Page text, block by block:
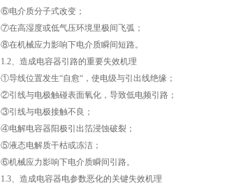
⑥电介质分子式改变；
⑦在高湿度或低气压环境里极间飞弧；
⑧在机械应力影响下电介质瞬间短路。
1.2、造成电容器引路的重要失效机理
①导线位置发生“自愈“，使电级与引出线绝缘；
②引线与电极触碰表面氧化，导致低电频引路；
③引线与电极接触不良；
④电解电容器阳极引出箔浸蚀破裂；
⑤液态电解质干枯或冻洁；
⑥机械应力影响下电介质瞬间引路。
1.3、造成电容器电参数恶化的关键失效机理